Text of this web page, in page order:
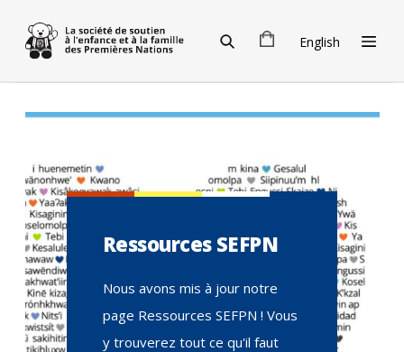
English
Ressources SEFPN
Nous avons mis à jour notre
page Ressources SEFPN ! Vous
y trouverez tout ce qu'il faut